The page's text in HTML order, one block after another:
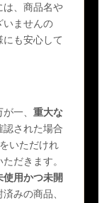
は、商品名や
いませんの
も安心して
一、 重大な
認された場合
いただけれ
だきます。
使用かつ未開
みの商品、